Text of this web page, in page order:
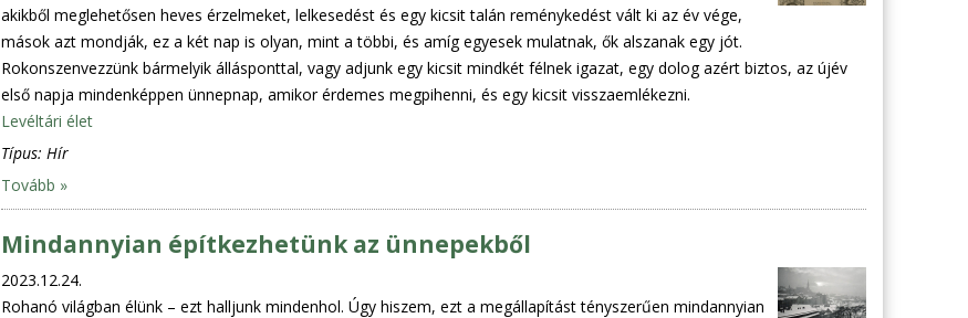
akikből meglehetősen heves érzelmeket, lelkesedést és egy kicsit talán reménykedést vált ki az év vége,
mások azt mondják, ez a két nap is olyan, mint a többi, és amíg egyesek mulatnak, ők alszanak egy jót.
Rokonszenvezzünk bármelyik állásponttal, vagy adjunk egy kicsit mindkét félnek igazat, egy dolog azért biztos, az újév
első napja mindenképpen ünnepnap, amikor érdemes megpihenni, és egy kicsit visszaemlékezni.
Levéltári élet
Típus: Hír
Tovább »
Mindannyian építkezhetünk az ünnepekből
2023.12.24.
Rohanó világban élünk – ezt halljunk mindenhol. Úgy hiszem, ezt a megállapítást tényszerűen mindannyian